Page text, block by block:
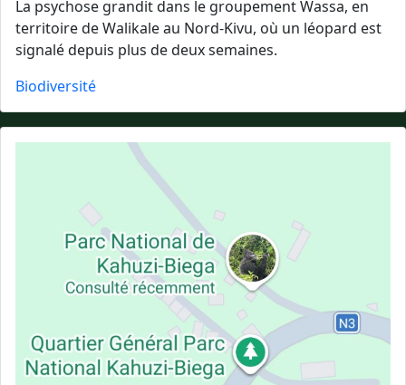
La psychose grandit dans le groupement Wassa, en
territoire de Walikale au Nord-Kivu, où un léopard est
signalé depuis plus de deux semaines.
Biodiversité